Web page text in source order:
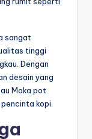
sangat
tinggi
Dengan
desain yang
Moka pot
kopi.